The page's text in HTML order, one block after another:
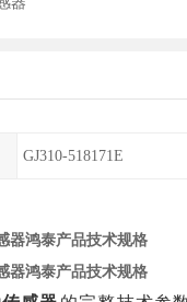
GJ310-518171E
器鸿泰产品技术规格
器鸿泰产品技术规格